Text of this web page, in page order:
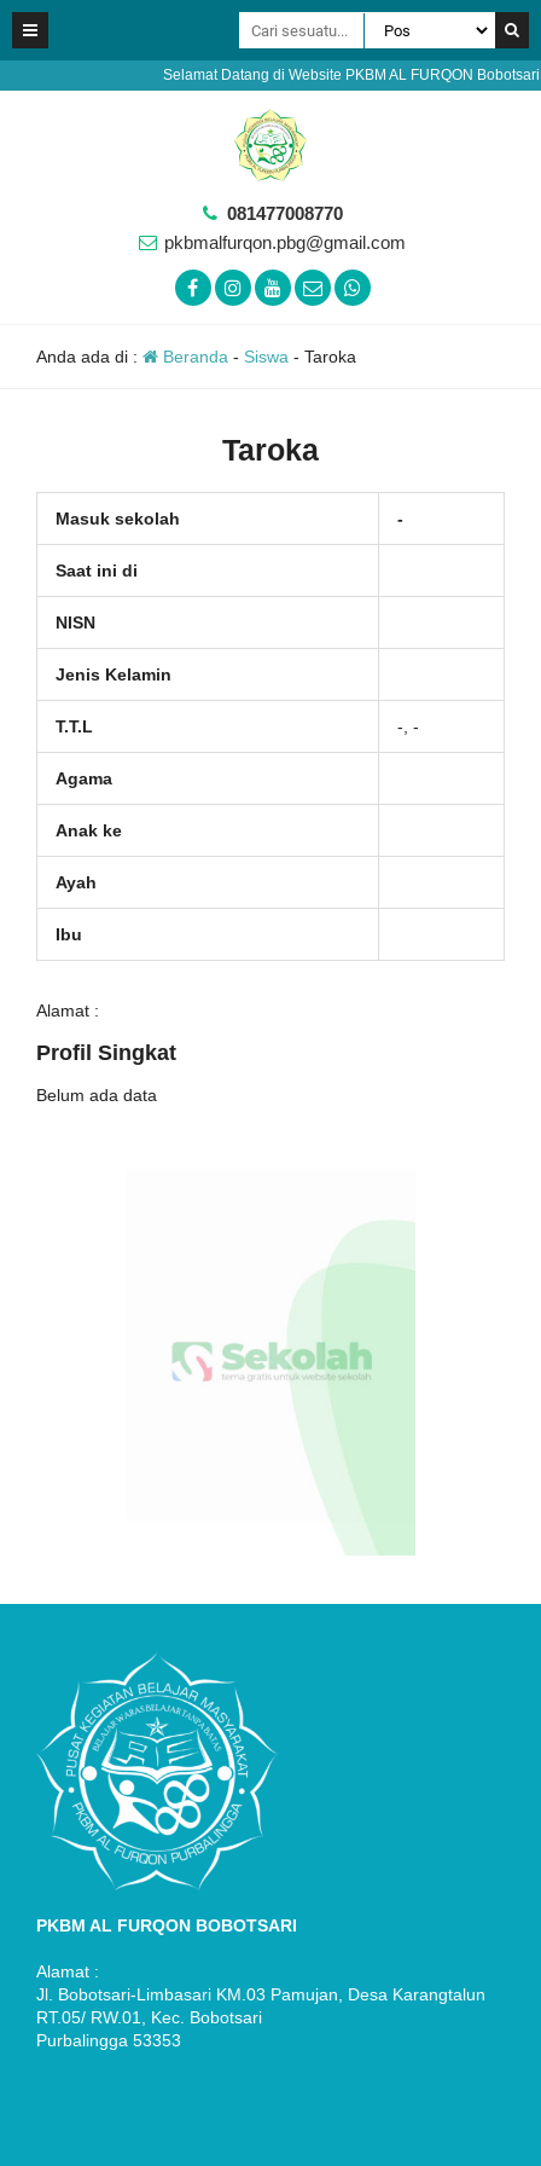
Selamat Datang di Website PKBM AL FURQON
081477008770
pkbmalfurqon.pbg@gmail.com
Anda ada di : Beranda - Siswa - Taroka
Taroka
Masuk sekolah -
Saat ini di
NISN
Jenis Kelamin
T.T.L -, -
Agama
Anak ke
Ayah
Ibu
Alamat :
Profil Singkat
Belum ada data
PKBM AL FURQON BOBOTSARI
Alamat :
Jl. Bobotsari-Limbasari KM.03 Pamujan, Desa Karangtalun
RT.05/ RW.01, Kec. Bobotsari
Purbalingga 53353